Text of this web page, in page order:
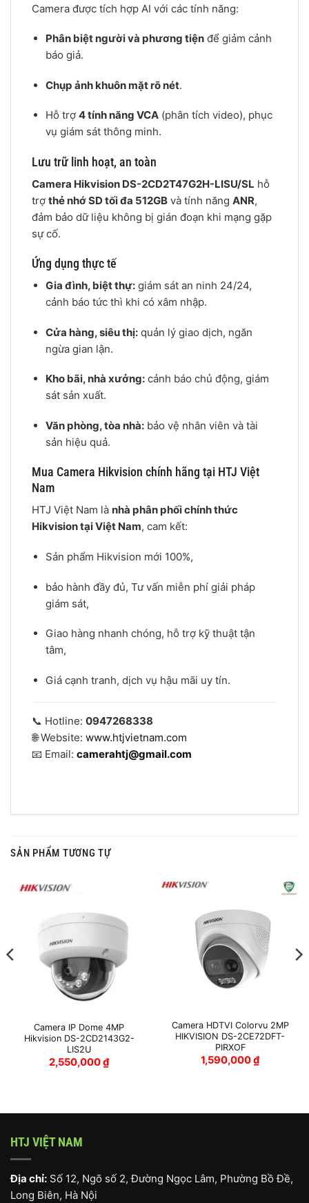
Camera được tích hợp AI với các tính năng:
Phân biệt người và phương tiệnđể giảm cảnh
báo giả.
Chụp ảnh khuôn mặt rõ nét.
Hỗ trợ 4 tính năng VCA(phân tích video), phục
vụ giám sát thông minh.
Lưu trữ linh hoạt, an toàn
Camera Hikvision DS-2CD2T47G2H-LISU/SL hỗ
trợ thẻ nhớ SD tối đa 512GB và tính năng ANR,
đảm bảo dữ liệu không bị gián đoạn khi mạng gặp
sự cố.
Ứng dụng thực tế
Gia đình, biệt thự:giám sát an ninh 24/24,
cảnh báo tức thì khi có xâm nhập.
Cửa hàng, siêu thị:quản lý giao dịch, ngăn
ngừa gian lận.
Kho bãi, nhà xưởng:cảnh báo chủ động, giám
sát sản xuất.
Văn phòng, tòa nhà:bảo vệ nhân viên và tài
sản hiệu quả.
Mua Camera Hikvision chính hãng tại HTJ Việt
Nam
HTJ Việt Nam là nhà phân phối chính thức
Hikvision tại Việt Nam, cam kết:
Sản phẩm Hikvision mới 100%,
bảo hành đầy đủ, Tư vấn miễn phí giải pháp
giám sát,
Giao hàng nhanh chóng, hỗ trợ kỹ thuật tận
tâm,
Giá cạnh tranh, dịch vụ hậu mãi uy tín.
📞 Hotline: 0947268338
🌐 Website: www.htjvietnam.com
📧 Email: camerahtj@gmail.com
SẢN PHẨM TƯƠNG TỰ
Camera IP Dome 4MP
Hikvision DS-2CD2143G2-
LIS2U
2,550,000₫
Camera HDTVI Colorvu 2MP
HIKVISION DS-2CE72DFT-
PIRXOF
1,590,000₫
HTJ VIỆT NAM
Địa chỉ: Số 12, Ngõ số 2, Đường Ngọc Lâm, Phường Bồ Đề,
Long Biên, Hà Nội